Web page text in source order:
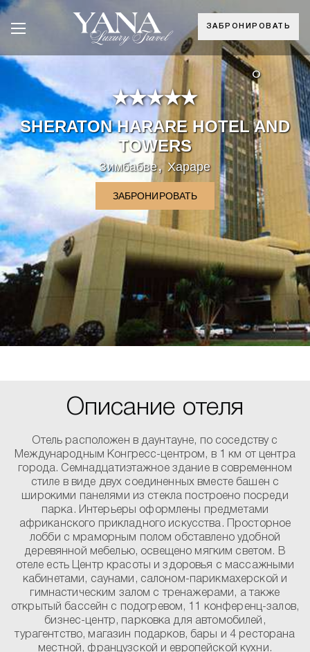
ЗАБРОНИРОВАТЬ
°
SHERATON HARARE HOTEL AND
TOWERS
Зимбабве,Хараре
ЗАБРОНИРОВАТЬ
Описание отеля
Отель расположен в даунтауне, по соседству с
Международным Конгресс-центром, в 1 км от центра
города. Семнадцатиэтажное здание в современном
стиле в виде двух соединенных вместе башен с
широкими панелями из стекла построено посреди
парка. Интерьеры оформлены предметами
африканского прикладного искусства. Просторное
лобби с мраморным полом обставлено удобной
деревянной мебелью, освещено мягким светом. В
отеле есть Центр красоты и здоровья с массажными
кабинетами, саунами, салоном-парикмахерской и
гимнастическим залом с тренажерами, а также
открытый бассейн с подогревом, 11 конференц-залов,
бизнес-центр, парковка для автомобилей,
турагентство, магазин подарков, бары и 4 ресторана
местной, французской и европейской кухни.